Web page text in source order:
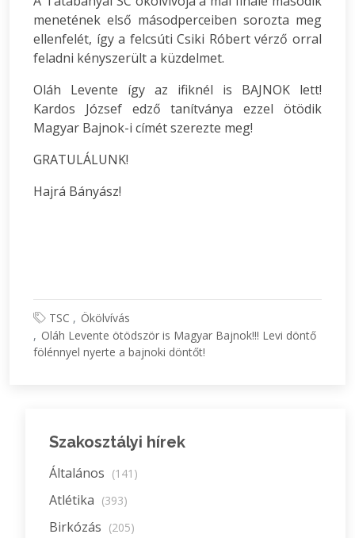
menetének első másodperceiben sorozta meg
ellenfelét, így a felcsúti Csiki Róbert vérző orral
feladni kényszerült a küzdelmet.
Oláh Levente így az ifiknél is BAJNOK lett!
Kardos József edző tanítványa ezzel ötödik
Magyar Bajnok-i címét szerezte meg!
GRATULÁLUNK!
Hajrá Bányász!
TSC
Ökölvívás
Oláh Levente ötödször is Magyar Bajnok!!! Levi döntő
fölénnyel nyerte a bajnoki döntőt!
Szakosztályi hírek
Általános (141)
Atlétika (393)
Birkózás (205)